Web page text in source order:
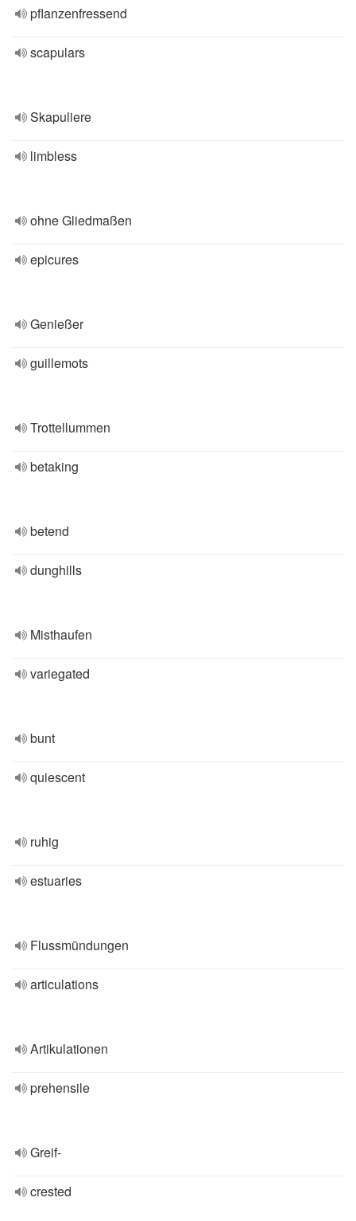
pflanzenfressend
scapulars
Skapuliere
limbless
ohne Gliedmaßen
epicures
Genießer
guillemots
Trottellummen
betaking
betend
dunghills
Misthaufen
variegated
bunt
quiescent
ruhig
estuaries
Flussmündungen
articulations
Artikulationen
prehensile
Greif-
crested